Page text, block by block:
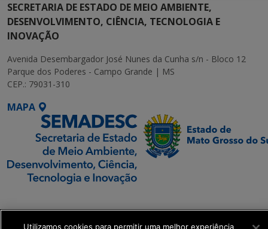
SECRETARIA DE ESTADO DE MEIO AMBIENTE,
DESENVOLVIMENTO, CIÊNCIA, TECNOLOGIA E
INOVAÇÃO
Avenida Desembargador José Nunes da Cunha s/n - Bloco 12
Parque dos Poderes - Campo Grande | MS
CEP.: 79031-310
MAPA
Executiva de
Utilizamos cookies para permitir uma melhor experiência